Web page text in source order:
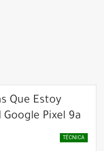
Que Estoy
Pixel 9a
TÉCNICA